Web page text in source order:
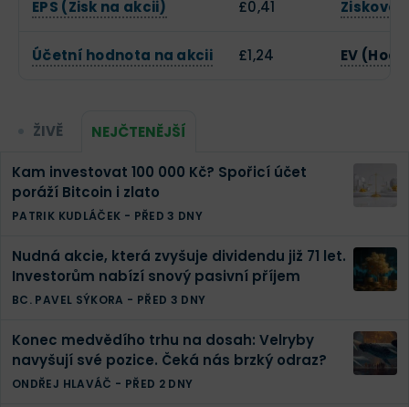
EPS (Zisk na akcii) £0,41 Zisková
Účetní hodnota na akcii £1,24 EV
ŽIVĚ NEJČTENĚJŠÍ
Kam investovat 100 000 Kč? Spořicí účet
poráží Bitcoin i zlato
PATRIK KUDLÁČEK - PŘED 3 DNY
Nudná akcie, která zvyšuje dividendu již 71 let.
Investorům nabízí snový pasivní příjem
BC. PAVEL SÝKORA - PŘED 3 DNY
Konec medvědího trhu na dosah: Velryby
navyšují své pozice. Čeká nás brzký odraz?
ONDŘEJ HLAVÁČ - PŘED 2 DNY